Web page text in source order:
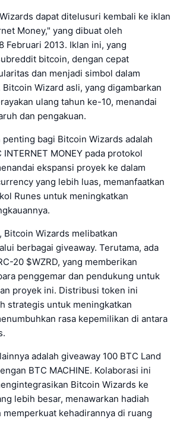
dapat ditelusuri kembali ke iklan
Money," yang dibuat oleh
Februari 2013. Iklan ini, yang
bitcoin, dengan cepat
dan menjadi simbol dalam
Wizard asli, yang digambarkan
ulang tahun ke-10, menandai
dan pengakuan.
penting bagi Bitcoin Wizards adalah
MONEY pada protokol
ekspansi proyek ke dalam
yang lebih luas, memanfaatkan
Runes untuk meningkatkan
Bitcoin Wizards melibatkan
berbagai giveaway. Terutama, ada
20 $WZRD, yang memberikan
penggemar dan pendukung untuk
proyek ini. Distribusi token ini
strategis untuk meningkatkan
rasa kepemilikan di antara
adalah giveaway 100 BTC Land
BTC MACHINE. Kolaborasi ini
Bitcoin Wizards ke
lebih besar, menawarkan hadiah
memperkuat kehadirannya di ruang